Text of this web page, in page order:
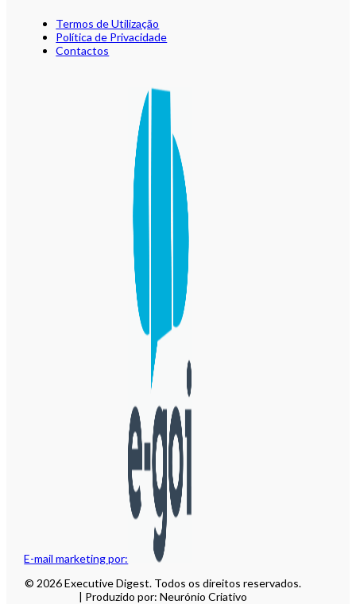
E-mail marketing por:
Termos de Utilização
Política de Privacidade
Contactos
© 2026 Executive Digest. Todos os direitos reservados.
| Produzido por: Neurónio Criativo